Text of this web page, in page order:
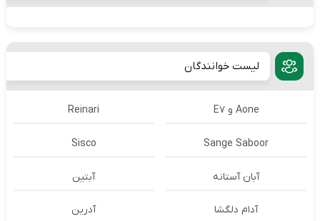
لیست خوانندگان
Aone و E7 Reinari
Sange Saboor
Sisco
آبان آستانه آبتین
آدام دلگشا آدرين